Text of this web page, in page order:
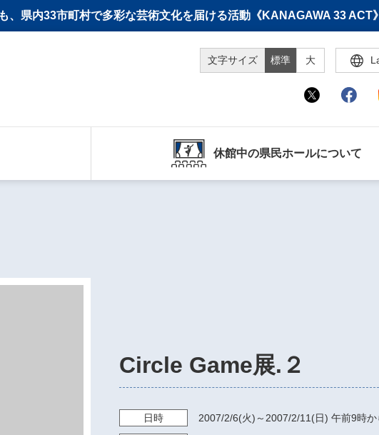
、県内33市町村で多彩な芸術文化を届ける活動《KANAGAWA 33
文字サイズ 標準 大
休館中の県民ホールについて
Circle Game展.２
日時 2007/2/6(火)～ 2007/2/11 (日) 午前9時